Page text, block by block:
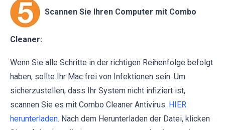
Scannen Sie Ihren Computer mit Combo
Cleaner:
Wenn Sie alle Schritte in der richtigen Reihenfolge befolgt
haben, sollte Ihr Mac frei von Infektionen sein. Um
sicherzustellen, dass Ihr System nicht infiziert ist,
scannen Sie es mit Combo Cleaner Antivirus. HIER
herunterladen. Nach dem Herunterladen der Datei, klicken